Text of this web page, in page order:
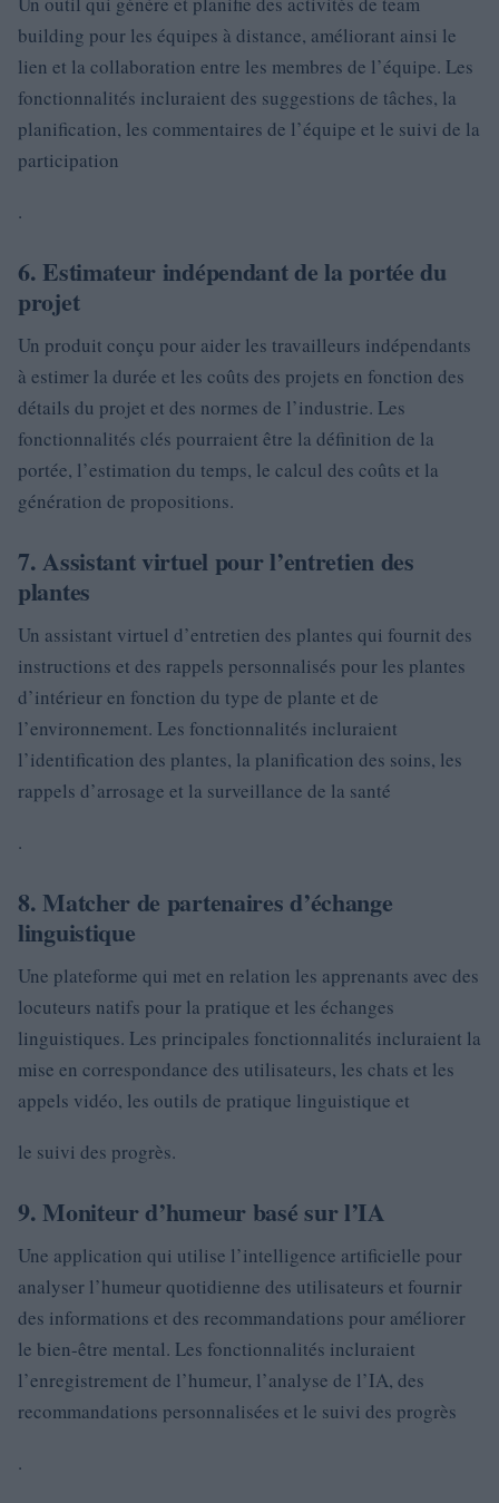
building pour les équipes à distance, améliorant ainsi le
lien et la collaboration entre les membres de l’équipe. Les
fonctionnalités incluraient des suggestions de tâches, la
planification, les commentaires de l’équipe et le suivi de la
participation
.
6. Estimateur indépendant de la portée du
projet
Un produit conçu pour aider les travailleurs indépendants
à estimer la durée et les coûts des projets en fonction des
détails du projet et des normes de l’industrie. Les
fonctionnalités clés pourraient être la définition de la
portée, l’estimation du temps, le calcul des coûts et la
génération de propositions.
7. Assistant virtuel pour l’entretien des
plantes
Un assistant virtuel d’entretien des plantes qui fournit des
instructions et des rappels personnalisés pour les plantes
d’intérieur en fonction du type de plante et de
l’environnement. Les fonctionnalités incluraient
l’identification des plantes, la planification des soins, les
rappels d’arrosage et la surveillance de la santé
.
8. Matcher de partenaires d’échange
linguistique
Une plateforme qui met en relation les apprenants avec des
locuteurs natifs pour la pratique et les échanges
linguistiques. Les principales fonctionnalités incluraient la
mise en correspondance des utilisateurs, les chats et les
appels vidéo, les outils de pratique linguistique et
le suivi des progrès.
9. Moniteur d’humeur basé sur l’IA
Une application qui utilise l’intelligence artificielle pour
analyser l’humeur quotidienne des utilisateurs et fournir
des informations et des recommandations pour améliorer
le bien-être mental. Les fonctionnalités incluraient
l’enregistrement de l’humeur, l’analyse de l’IA, des
recommandations personnalisées et le suivi des progrès
.